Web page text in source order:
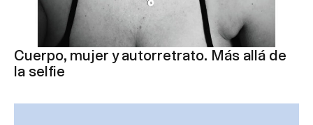
Cuerpo, mujer y autorretrato. Más allá de
la selfie